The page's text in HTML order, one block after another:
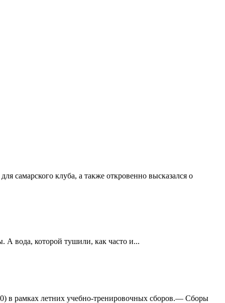
самарского клуба, а также откровенно высказался о
вода, которой тушили, как часто и...
в рамках летних учебно-тренировочных сборов.— Сборы